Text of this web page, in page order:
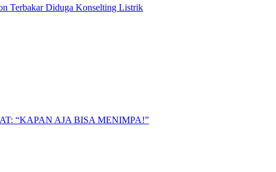
Terbakar Diduga Konselting Listrik
“KAPAN AJA BISA MENIMPA!”